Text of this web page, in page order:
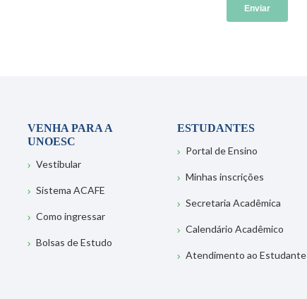
VENHA PARA A
UNOESC
Vestibular
Sistema ACAFE
Como ingressar
Bolsas de Estudo
ESTUDANTES
Portal de Ensino
Minhas inscrições
Secretaria Acadêmica
Calendário Acadêmico
Atendimento ao Estudante